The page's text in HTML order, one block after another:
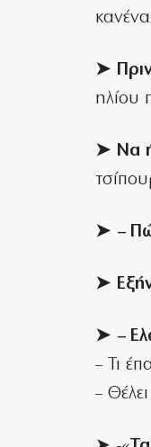
➤
ηλίου
➤ Nα
➤ –
➤
➤ –
– Τι
–